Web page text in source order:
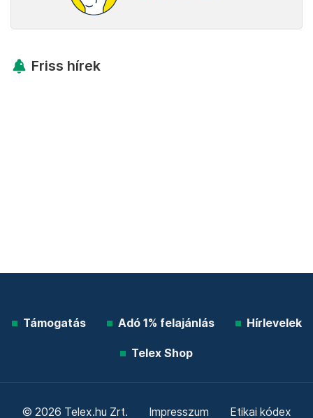
Friss hírek
Támogatás Adó 1% felajánlás Hírlevelek
Telex Shop
© 2026 Telex.hu Zrt. Impresszum Etikai kódex